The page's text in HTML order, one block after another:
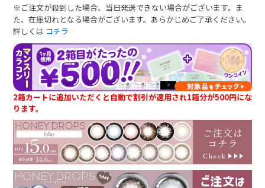
※ご注文が殺到した場合、当日発送できない場合がございます。ま
た、在庫切れとなる場合がございます。あらかじめご了承ください。
詳しくは コチラ
2箱カートに追加いただくと自動で割引が適用され1箱分が500円にな
ります。